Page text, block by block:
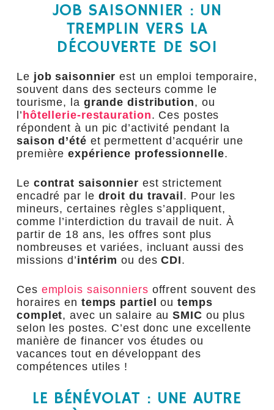
JOB SAISONNIER : UN
TREMPLIN VERS LA
DÉCOUVERTE DE SOI
Le job saisonnier est un emploi temporaire,
souvent dans des secteurs comme le
tourisme, la grande distribution, ou
l’hôtellerie-restauration. Ces postes
répondent à un pic d’activité pendant la
saison d’été et permettent d’acquérir une
premièreexpérience professionnelle.
Le contrat saisonnier est strictement
encadré par le droit du travail. Pour les
mineurs, certaines règles s’appliquent,
comme l’interdiction du travail de nuit. À
partir de 18 ans, les offres sont plus
nombreuses et variées, incluant aussi des
missions d’intérim ou desCDI.
Ces emplois saisonniers offrent souvent des
horaires en temps partiel outemps
complet, avec un salaire auSMIC ou plus
selon les postes. C’est donc une excellente
manière de financer vos études ou
vacances tout en développant des
compétences utiles !
LE BÉNÉVOLAT : UNE AUTRE